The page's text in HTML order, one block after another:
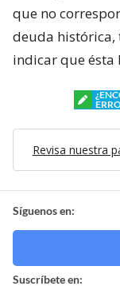
que no
deuda histórica,
indicar que
Revisa nuestra
Síguenos en:
Suscríbete en: